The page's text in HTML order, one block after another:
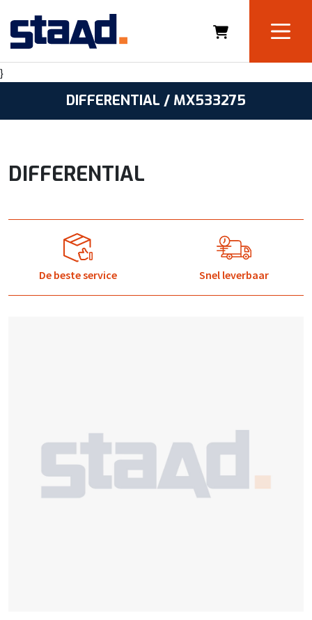
}
DIFFERENTIAL / MX533275
DIFFERENTIAL
De beste service Snel leverbaar